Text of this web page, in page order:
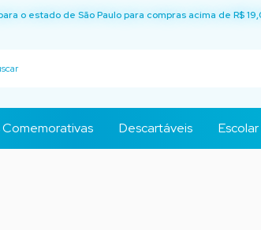
o estado de São Paulo para compras acima de R$
Comemorativas Descartáveis